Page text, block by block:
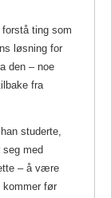
ting som
løsning for
den – noe
fra
studerte,
seg med
– å være
kommer før